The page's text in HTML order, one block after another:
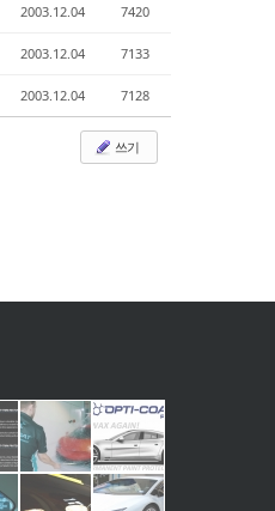
2003.12.04 7420
2003.12.04 7133
2003.12.04 7128
쓰기